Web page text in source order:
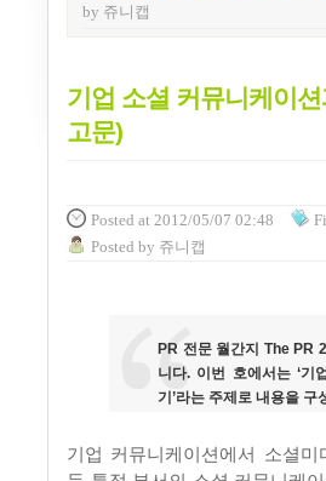
by 쥬니캡
기업 소셜 커뮤니케이
고문)
Posted at 2012/05/07 02:48
Posted by 쥬니캡
PR 전문 월간지 The PR
니다. 이번 호에서는 ‘기
기’라는 주제로 내용을 구
기업 커뮤니케이션에서 소셜